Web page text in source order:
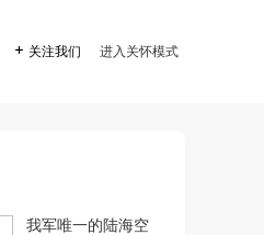
 关注我们 进入关怀模式
我军唯一的陆海空